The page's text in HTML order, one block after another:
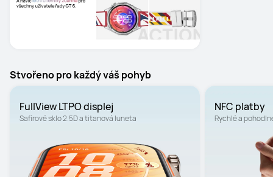
Stvořeno pro každý váš pohyb
FullView LTPO displej
Safírové sklo 2.5D a titanová luneta
NFC platby
Rychlé a